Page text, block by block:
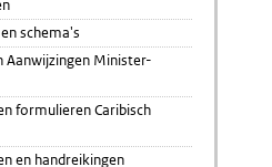
schema's
Aanwijzingen Minister-
formulieren Caribisch
en handreikingen